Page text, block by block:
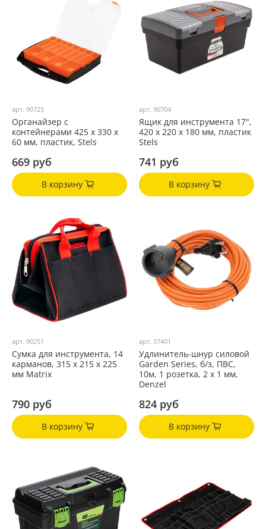
арт.90725
Органайзер с
контейнерами 425 х 330 х
60 мм, пластик, Stels
669 руб
В корзину
арт.90704
Ящик для инструмента 17",
420 х 220 х 180 мм, пластик
Stels
741 руб
В корзину
арт.90251
Сумка для инструмента, 14
карманов, 315 х 215 х 225
мм Matrix
790 руб
В корзину
арт.37401
Удлинитель-шнур силовой
Garden Series, б/з, ПВС,
10м, 1 розетка, 2 x 1 мм,
Denzel
824 руб
В корзину